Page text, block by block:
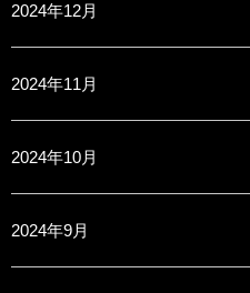
2024年12月
2024年11月
2024年10月
2024年9月